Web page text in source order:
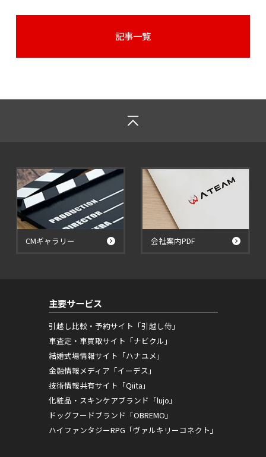
記事一覧
CMギャラリー 会社案内PDF
主要サービス
引越し比較・予約サイト「引越し侍」
車査定・車買取サイト「ナビクル」
結婚式場情報サイト「ハナユメ」
金融情報メディア「イーデス」
技術情報共有サイト「Qiita」
化粧品・スキンケアブランド「lujo」
ドッグフードブランド「OBREMO」
ハイファンタジーRPG「ヴァルキリーコネクト」